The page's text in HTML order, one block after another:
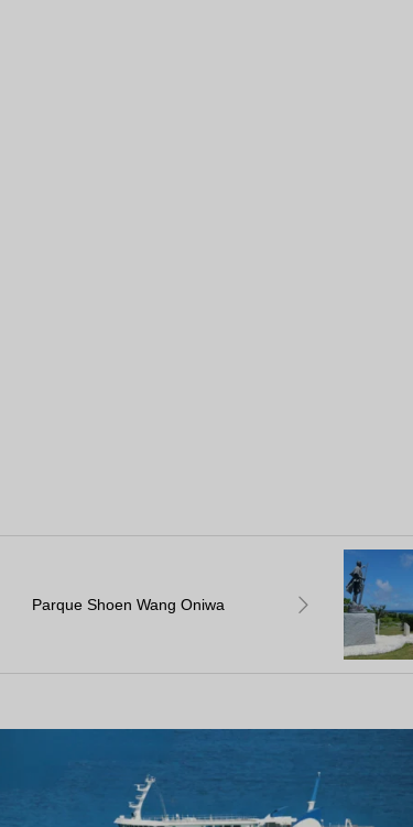
Parque Shoen Wang Oniwa